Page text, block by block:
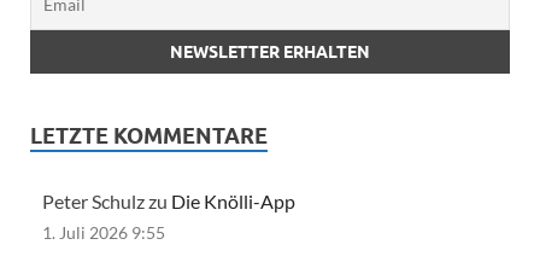
LETZTE KOMMENTARE
Peter Schulz zu Die Knölli-App
1. Juli 2026 9:55